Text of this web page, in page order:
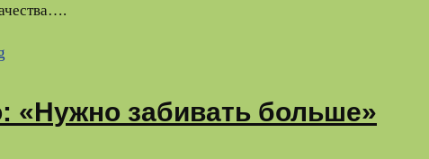
«Нужно забивать больше»